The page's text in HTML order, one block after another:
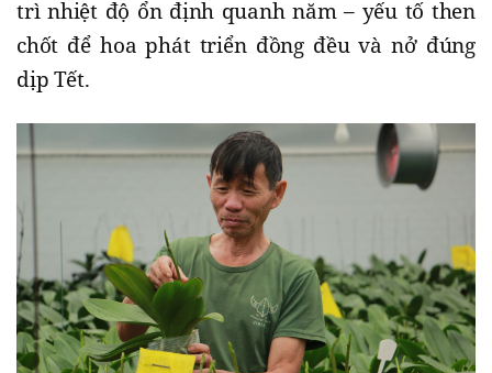
trì nhiệt độ ổn định quanh năm – yếu tố then
chốt để hoa phát triển đồng đều và nở đúng
dịp Tết.